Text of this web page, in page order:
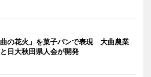
曲の花火」を菓子パンで表現 大曲農業
日大秋田県人会が開発